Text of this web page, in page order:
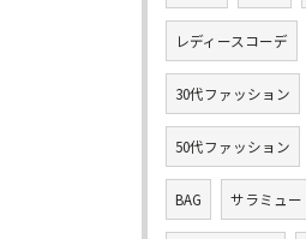
レディースコーデ
30代ファッション
50代ファッション
BAG サラミュー